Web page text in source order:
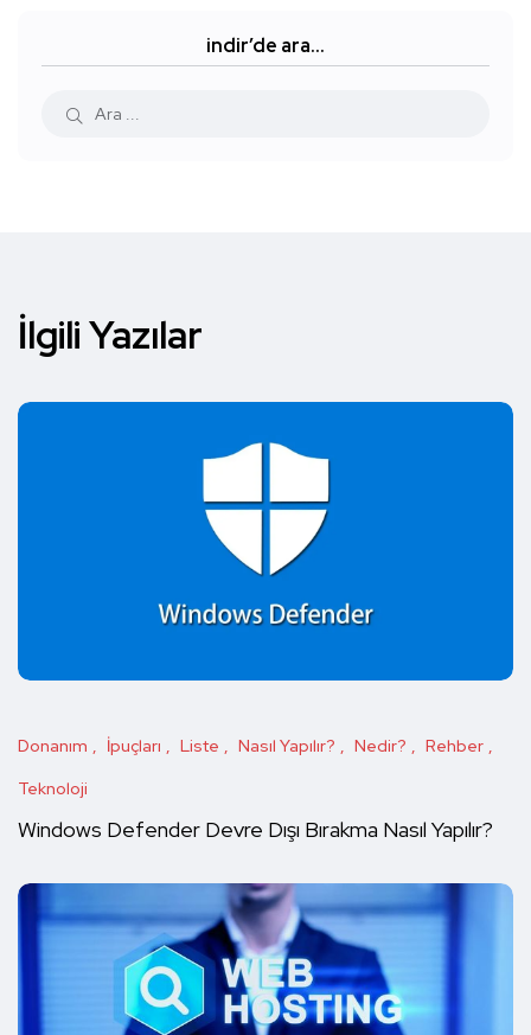
indir’de ara…
İlgili Yazılar
Donanım İpuçları Liste Nasıl Yapılır? Nedir?
Rehber
Teknoloji
Windows Defender Devre Dışı Bırakma Nasıl Yapılır?